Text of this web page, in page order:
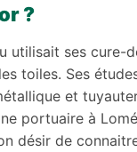
?
utilisait ses cure-
toiles. Ses
et
portuaire à Lomé
désir de